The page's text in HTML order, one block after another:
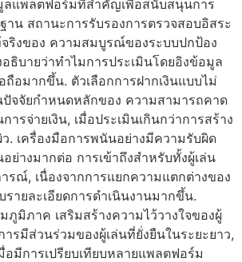
ลแพลตฟอร์มที่สำคัญเพื่อสนับสนุนการ
าน สถานะการรับรองการตรวจสอบอิสระ
ริงของ ความสมบูรณ์ของระบบปกป้อง
ธิบายว่าทำไมการประเมินโดยอิงข้อมูล
ถือมากขึ้น. ตัวเลือกการฝากเงินแบบไม่
ปัจจัยกำหนดหลักของ ความสามารถคาด
ารจ่ายเงิน, เมื่อประเมินเกินกว่าการสร้าง
. เครื่องมือการพนันอย่างมีความรับผิด
างมากต่อ การเข้าถึงสำหรับทั้งผู้เล่น
รณ์, เนื่องจากการแยกความแตกต่างของ
ายละเอียดการดำเนินงานมากขึ้น.
ภูมิภาค เสริมสร้างความไว้วางใจของผู้
ารมีส่วนร่วมของผู้เล่นที่ยั่งยืนในระยะยาว,
อมีการเปรียบเทียบหลายแพลตฟอร์ม